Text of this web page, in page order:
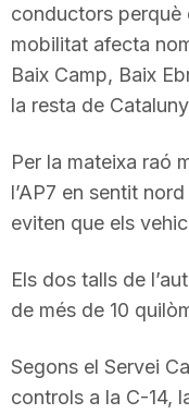
a
g
o
n
conductors perquè
mobilitat afecta
Baix Camp, Baix
la resta de
Per la mateixa raó
l’AP7 en sentit
eviten que els
Els dos talls de
de més de 10
Segons el Servei
controls a la C-14,